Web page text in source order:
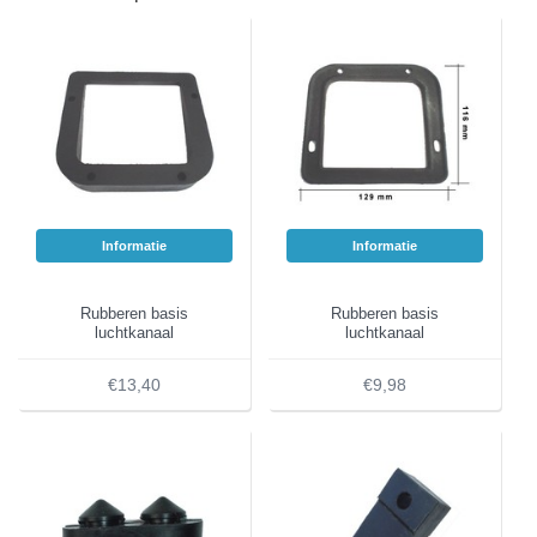
Informatie
Rubberen basis
luchtkanaal
€13,40
Informatie
Rubberen basis
luchtkanaal
€9,98